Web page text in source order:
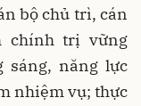
bộ chủ trì, cán
chính trị vững
sáng, năng lực
nhiệm vụ; thực